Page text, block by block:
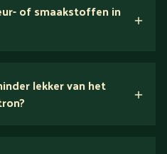
of smaakstoffen in
lekker van het